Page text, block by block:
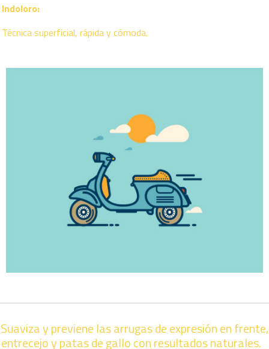
Indoloro:
Técnica superficial, rápida y cómoda.
Suaviza y previene las arrugas de expresión en frente,
entrecejo y patas de gallo con resultados naturales.